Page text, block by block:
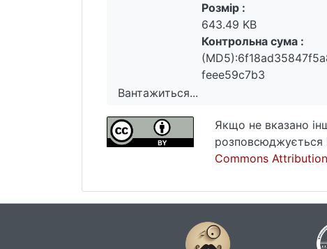
Вантажиться...
Вантажиться...
Розмір :
643.49 KB
Контрольна сума :
feee59c7b3
Якщо не вказано
розповсюджується
Commons